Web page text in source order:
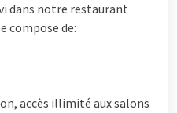
dans notre restaurant
compose de:
accès illimité aux salons